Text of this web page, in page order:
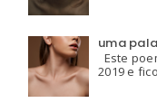
uma
Este
2019 e